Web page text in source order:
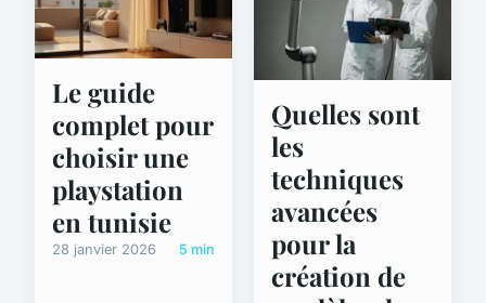
Le guide
complet pour
choisir une
playstation
en tunisie
28 janvier 2026 5 min
Quelles sont
les
techniques
avancées
pour la
création de